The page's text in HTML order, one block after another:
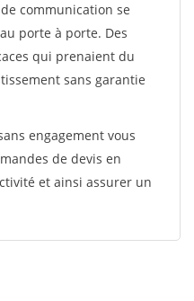
communication se
porte à porte. Des
qui prenaient du
sans garantie
engagement vous
de devis en
et ainsi assurer un